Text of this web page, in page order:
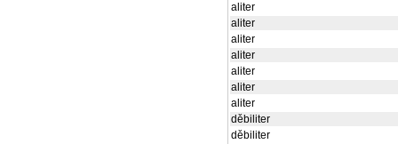
aliter
aliter
aliter
aliter
aliter
aliter
aliter
děbiliter
děbiliter